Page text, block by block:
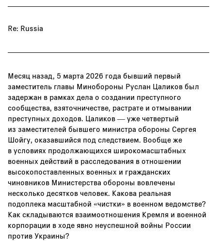
Re: Russia
Месяц назад, 5 марта 2026 года бывший первый
заместитель главы Минобороны Руслан Цаликов был
задержан в рамках дела о создании преступного
сообщества, взяточничестве, растрате и отмывании
преступных доходов. Цаликов — уже четвертый
из заместителей бывшего министра обороны Сергея
Шойгу, оказавшийся под следствием. Вообще же
в условиях продолжающихся широкомасштабных
военных действий в расследования в отношении
высокопоставленных военных и гражданских
чиновников Министерства обороны вовлечены
несколько десятков человек. Какова реальная
подоплека масштабной «чистки» в военном ведомстве?
Как складываются взаимоотношения Кремля и военной
корпорации в ходе явно неуспешной войны России
против Украины?